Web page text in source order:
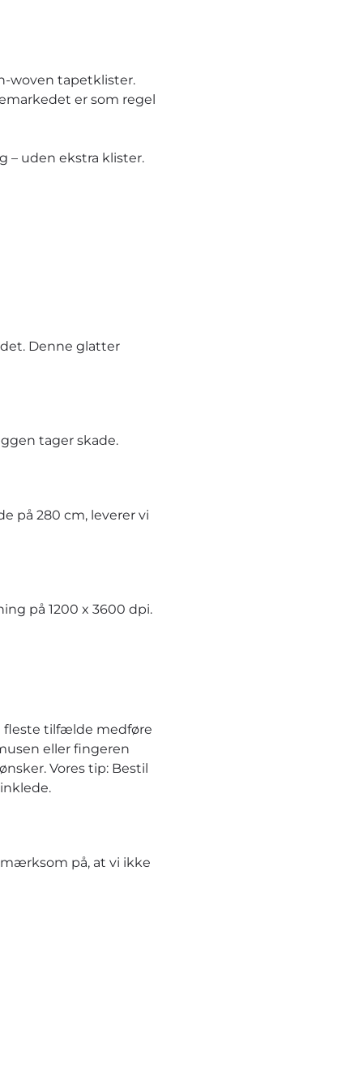
woven tapetklister.
er som regel
– uden ekstra klister.
Denne glatter
tager skade.
på 280 cm, leverer vi
på 1200 x 3600 dpi.
fleste tilfælde medføre
eller fingeren
Vores tip: Bestil
på, at vi ikke